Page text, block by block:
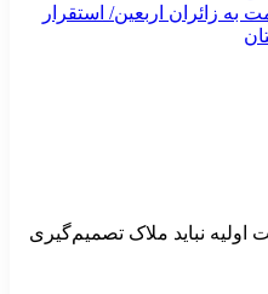
میلیون خدمت به زائران اربعین/ استقرار
نباید ملاک تصمیم‌گیری